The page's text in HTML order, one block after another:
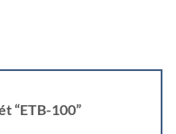
“ETB-100”